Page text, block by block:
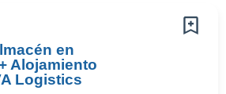
en
Alojamiento
Logistics